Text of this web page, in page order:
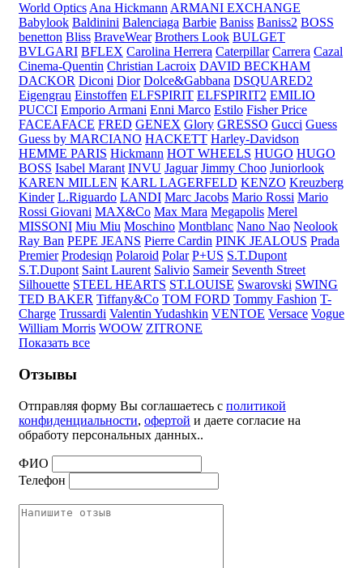
World Optics Ana Hickmann ARMANI EXCHANGE
Babylook Baldinini Balenciaga Barbie Baniss Baniss2 BOSS
benetton Bliss BraveWear Brothers Look BULGET
BVLGARI BFLEX Carolina Herrera Caterpillar Carrera Cazal
Cinema-Quentin Christian Lacroix DAVID BECKHAM
DACKOR Diconi Dior Dolce&Gabbana DSQUARED2
Eigengrau Einstoffen ELFSPIRIT ELFSPIRIT2 EMILIO
PUCCI Emporio Armani Enni Marco Estilo Fisher Price
FACEAFACE FRED GENEX Glory GRESSO Gucci Guess
Guess by MARCIANO HACKETT Harley-Davidson
HEMME PARIS Hickmann HOT WHEELS HUGO HUGO
BOSS Isabel Marant INVU Jaguar Jimmy Choo Juniorlook
KAREN MILLEN KARL LAGERFELD KENZO Kreuzberg
Kinder L.Riguardo LANDI Marc Jacobs Mario Rossi Mario
Rossi Giovani MAX&Co Max Mara Megapolis Merel
MISSONI Miu Miu Moschino Montblanc Nano Nao Neolook
Ray Ban PEPE JEANS Pierre Cardin PINK JEALOUS Prada
Premier Prodesiqn Polaroid Polar P+US S.T.Dupont
S.T.Dupont Saint Laurent Salivio Sameir Seventh Street
Silhouette STEEL HEARTS ST.LOUISE Swarovski SWING
TED BAKER Tiffany&Co TOM FORD Tommy Fashion T-
Charge Trussardi Valentin Yudashkin VENTOE Versace Vogue
William Morris WOOW ZITRONE
Показать все
Отзывы
Отправляя форму Вы соглашаетесь с политикой
конфиденциальности, офертой и даете согласие на
обработу персональных данных..
ФИО
Телефон